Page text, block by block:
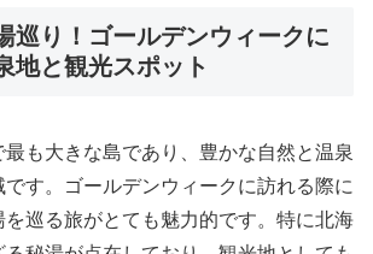
巡り！ゴールデンウィークに
地と観光スポット
も大きな島であり、豊かな自然と温泉
す。ゴールデンウィークに訪れる際に
を巡る旅がとても魅力的です。特に北海